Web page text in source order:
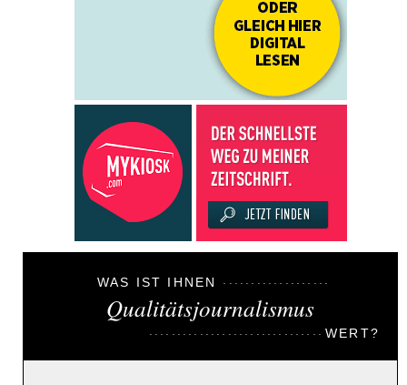
WAS IST IHNEN
Qualitätsjournalismus
WERT?